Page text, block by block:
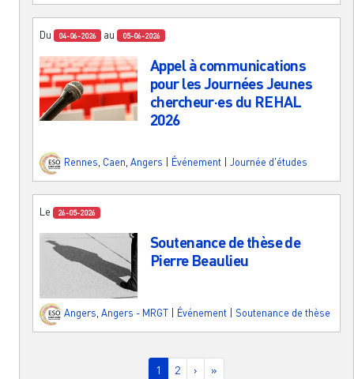
Du 04-06-2026 au 05-06-2026
Appel à communications
pour les Journées Jeunes
chercheur·es du REHAL
2026
Rennes Caen Angers Événement Journée d'études
Le 26-05-2026
Soutenance de thèse de
Pierre Beaulieu
Angers Angers - MRGT Événement Soutenance de thèse
Page courante
1 Page
2 Page suivante
› Dernière page
»